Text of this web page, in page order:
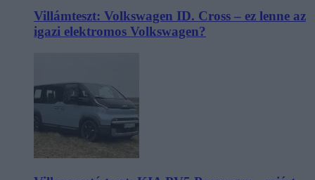
Villámteszt: Volkswagen ID. Cross – ez lenne az
igazi elektromos Volkswagen?